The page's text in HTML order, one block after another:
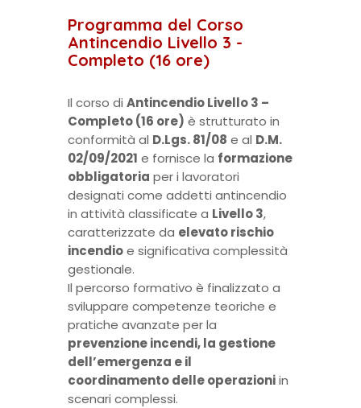
Programma del Corso
Antincendio Livello 3 -
Completo (16 ore)
Il corso di Antincendio Livello 3 –
Completo (16 ore) è strutturato in
conformità al D.Lgs. 81/08 e al D.M.
02/09/2021 e fornisce la formazione
obbligatoria per i lavoratori
designati come addetti antincendio
in attività classificate a Livello 3,
caratterizzate da elevato rischio
incendioe significativa complessità
gestionale.
Il percorso formativo è finalizzato a
sviluppare competenze teoriche e
pratiche avanzate per la
prevenzione incendi, la gestione
dell’emergenza e il
coordinamento delle operazioniin
scenari complessi.